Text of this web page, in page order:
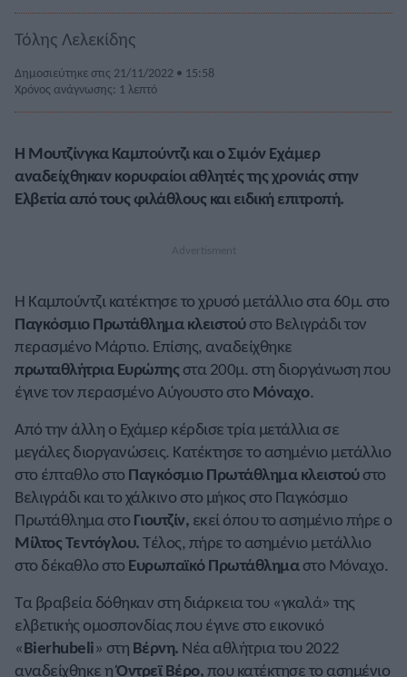
Τόλης Λελεκίδης
Δημοσιεύτηκε στις 21/11/2022 • 15:58
Χρόνος ανάγνωσης: 1 λεπτό
Η Μουτζίνγκα Καμπούντζι και ο Σιμόν Εχάμερ
αναδείχθηκαν κορυφαίοι αθλητές της χρονιάς στην
Ελβετία από τους φιλάθλους και ειδική επιτροπή.
Η Καμπούντζι κατέκτησε το χρυσό μετάλλιο στα 60μ. στο
Παγκόσμιο Πρωτάθλημα κλειστούστο Βελιγράδι τον
περασμένο Μάρτιο. Επίσης, αναδείχθηκε
πρωταθλήτρια Ευρώπης στα 200μ. στη διοργάνωση που
έγινε τον περασμένο Αύγουστο στο Μόναχο.
Από την άλλη ο Εχάμερ κέρδισε τρία μετάλλια σε
μεγάλες διοργανώσεις. Κατέκτησε το ασημένιο μετάλλιο
στο έπταθλο στο Παγκόσμιο Πρωτάθλημα κλειστούστο
Βελιγράδι και το χάλκινο στο μήκος στο Παγκόσμιο
Πρωτάθλημα στο Γιουτζίν, εκεί όπου το ασημένιο πήρε ο
Μίλτος Τεντόγλου.Τέλος, πήρε το ασημένιο μετάλλιο
στο δέκαθλο στο Ευρωπαϊκό Πρωτάθλημαστο Μόναχο.
Τα βραβεία δόθηκαν στη διάρκεια του «γκαλά» της
ελβετικής ομοσπονδίας που έγινε στο εικονικό
«Bierhubeli» στη Βέρνη. Νέα αθλήτρια του 2022
αναδείχθηκε ηΌντρεϊ Βέρο,που κατέκτησε το ασημένιο